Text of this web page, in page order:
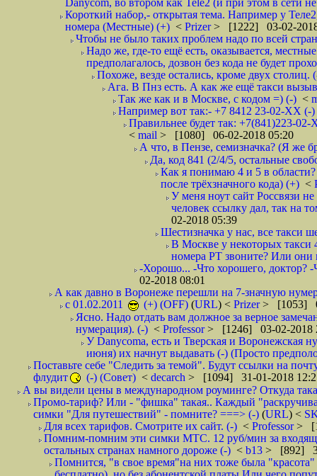
Danycom, во втором как Tele2 (и при этом в сети
Короткий набор,- открытая тема. Например у
номера (Местные) (+) < Prizer> [1222] 03-02-
Чтобы не было таких проблем надо по всей
Надо же, где-то ещё есть, оказывается,
предполагалось, дозвон без кода не будет
Похоже, везде остались, кроме двух
Ага. В Пнз есть. А как же ещё такси
Так же как и в Москве, с кодом =) (-) <
Например вот так:- +7 8412 23-02-ХХ (-
Правильнее будет так: +7(841)223-
< mail > [1080] 06-02-2018 05:20
А что, в Пензе, семизначка? (Я же
Да, код 841 (2/4/5, остальные
Как я понимаю 4 и 5 в
после трёхзначного кода) (+) <
У меня ноут сайт Россвязи
человек ссылку дал, так на
02-2018 05:39
Шестизначка у нас, все такси
В Москве у некоторых такси
номера РТ звоните? Или они
-Хорошо... -Что хорошего, доктор?
02-2018 08:01
А как давно в Воронеже перешли на 7-значную
с 01.02.2011
(+) (OFF) (URL) < Prizer> [1053]
Ясно. Надо отдать вам должное за верное
нумерация). (-) < Professor> [1246] 03-02-2018
У Danycoma, есть и Тверская и Воронежская
июня) их начнут выдавать (-) (Просто
Поставьте себе "Следить за темой". Будут ссылки на
флудит
(-) (Совет) < decarch > [1094] 31-01-2018
А вы видели цены в международном роуминге? Откуда
Промо-тариф? Или - "фишка" такая.. Каждый
симки "Для путешествий" - помните? ===> (-) (URL) <
Для всех тарифов. Смотрите их сайт. (-) < Professor>
Помним-помним эти симки МТС. 12 руб/мин за
остальных странах намного дороже (-) < b13 > [892]
Помнится, "в свое время"на них тоже была